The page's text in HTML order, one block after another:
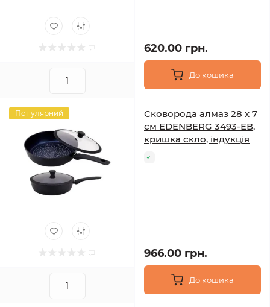
620.00 грн.
До кошика
Популярний
Сковорода алмаз 28 х 7
см EDENBERG 3493-ЕВ,
кришка скло, індукція
966.00 грн.
До кошика